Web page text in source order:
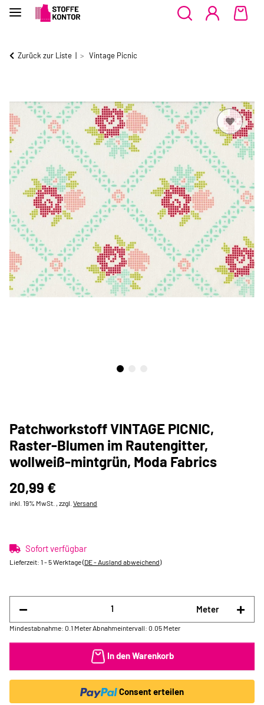
Zurück zur Liste Vintage Picnic
Patchworkstoff VINTAGE PICNIC,
Raster-Blumen im Rautengitter,
wollweiß-mintgrün, Moda Fabrics
20,99 €
inkl. 19% MwSt. , zzgl. Versand
Sofort verfügbar
Lieferzeit: 1 - 5 Werktage(DE - Ausland abweichend)
Meter
Mindestabnahme: 0.1 Meter Abnahmeintervall: 0.05 Meter
In den Warenkorb
Consent erteilen